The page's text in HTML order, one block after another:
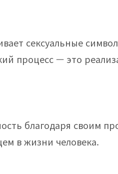
сексуальные
процесс — это
благодаря своим
в жизни человека.